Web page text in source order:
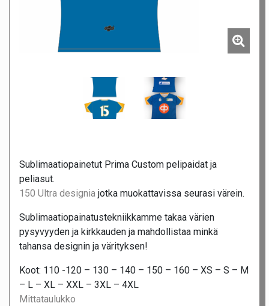
Sublimaatiopainetut Prima Custom pelipaidat ja
peliasut.
150 Ultra designia jotka muokattavissa seurasi värein.
Sublimaatiopainatustekniikkamme takaa värien
pysyvyyden ja kirkkauden ja mahdollistaa minkä
tahansa designin ja värityksen!
Koot: 110 -120 – 130 – 140 – 150 – 160 – XS – S – M
– L – XL – XXL – 3XL – 4XL
Mittataulukko